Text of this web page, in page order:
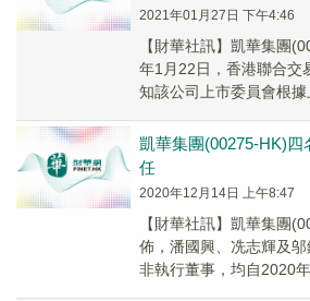
2021年01月27日 下午4:46
【財華社訊】凱華集團
年1月22日，香港聯合交
知該公司上市委員會根據
凱華集團(00275-HK)
任
2020年12月14日 上午8:47
【財華社訊】凱華集團
佈，潘國興、冼志輝及
非執行董事，均自2020